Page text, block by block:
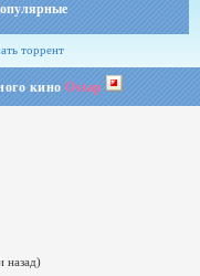
торрент
кино Ostap
назад)